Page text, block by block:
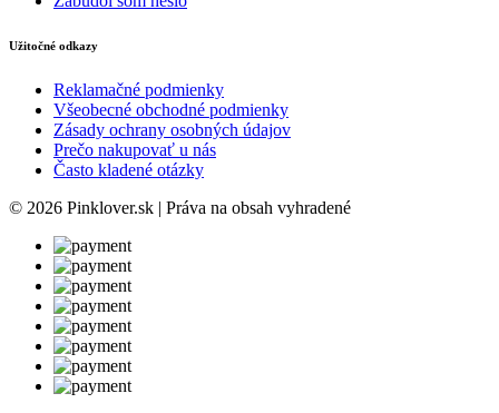
Užitočné odkazy
Reklamačné podmienky
Všeobecné obchodné podmienky
Zásady ochrany osobných údajov
Prečo nakupovať u nás
Často kladené otázky
© 2026 Pinklover.sk | Práva na obsah vyhradené